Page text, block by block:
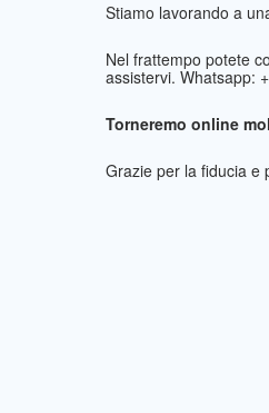
Stiamo lavorando a
Nel frattempo potete
assistervi. Whatsapp:
Torneremo online
Grazie per la fiducia e